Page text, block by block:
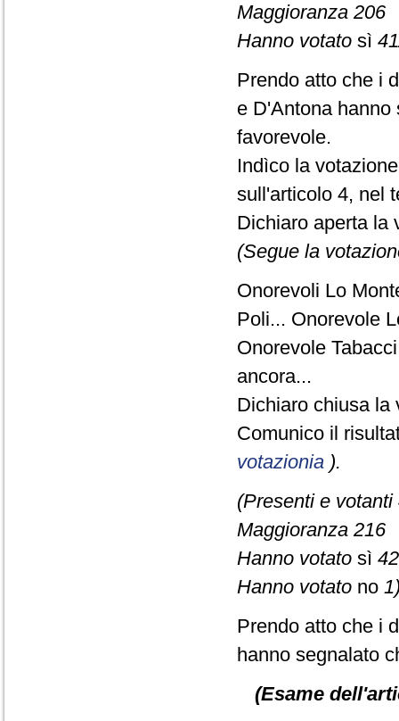
Maggioranza 206
Hanno votato sì
Prendo atto che i
e D'Antona hanno
favorevole.
Indìco la
sull'articolo 4, nel
Dichiaro aperta la
(Segue la
Onorevoli Lo
Poli... Onorevole
Onorevole
ancora...
Dichiaro chiusa la
Comunico il
votazionia ).
(Presenti e votanti
Maggioranza 216
Hanno votato sì
Hanno votato no
Prendo atto che i
hanno segnalato
(Esame